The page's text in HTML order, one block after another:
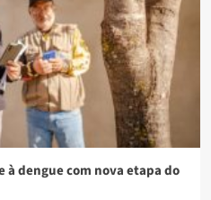
à dengue com nova etapa do